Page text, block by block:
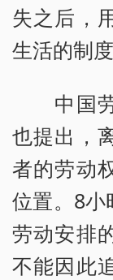
失之后，
生活的制度
中国劳
也提出，
者的劳动
位置。8小
劳动安排
不能因此